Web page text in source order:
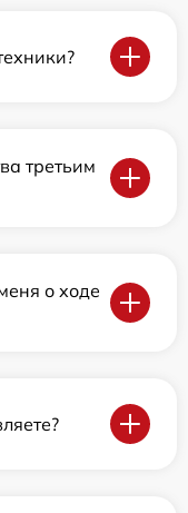
третьим
о ходе